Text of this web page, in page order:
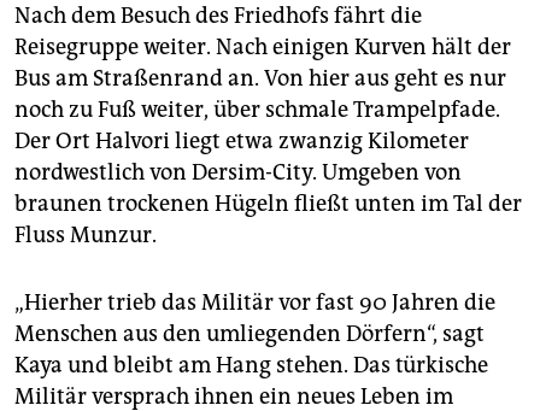
Nach dem Besuch des Friedhofs fährt die
Reisegruppe weiter. Nach einigen Kurven hält der
Bus am Straßenrand an. Von hier aus geht es nur
noch zu Fuß weiter, über schmale Trampelpfade.
Der Ort Halvori liegt etwa zwanzig Kilometer
nordwestlich von Dersim-City. Umgeben von
braunen trockenen Hügeln fließt unten im Tal der
Fluss Munzur.
„Hierher trieb das Militär vor fast 90 Jahren die
Menschen aus den umliegenden Dörfern“, sagt
Kaya und bleibt am Hang stehen. Das türkische
Militär versprach ihnen ein neues Leben im